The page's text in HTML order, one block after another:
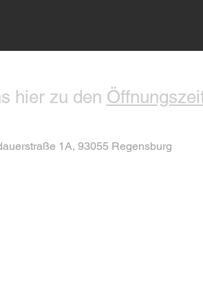
hier zu den
1A, 93055 Regensburg